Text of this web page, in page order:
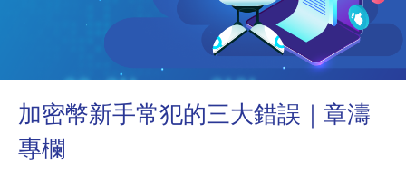
加密幣新手常犯的三大錯誤｜章濤
專欄